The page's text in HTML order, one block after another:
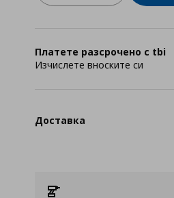
Платете разсрочено с tbi
Изчислете вноските си
Доставка